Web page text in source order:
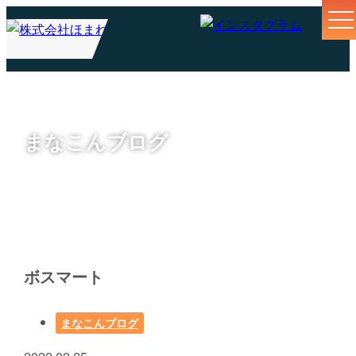
まなこんブログ
ボスマート
まなこんブログ